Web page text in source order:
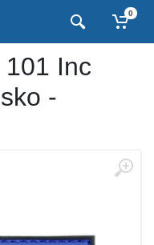
0
Inc
-